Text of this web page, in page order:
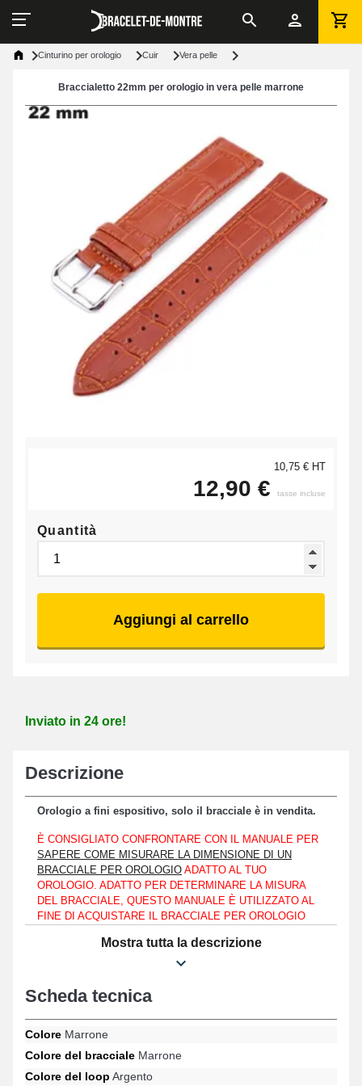
Cinturino per orologio Cuir Vera pelle
Braccialetto 22mm per orologio in vera pelle marrone
10,75 € HT
12,90 € tasse incluse
Quantità
Aggiungi al carrello
Inviato in 24 ore!
Descrizione
Orologio a fini espositivo, solo il bracciale è in vendita.
È CONSIGLIATO CONFRONTARE CON IL MANUALE PER
SAPERE COME MISURARE LA DIMENSIONE DI UN
BRACCIALE PER OROLOGIO ADATTO AL TUO
OROLOGIO. ADATTO PER DETERMINARE LA MISURA
DEL BRACCIALE, QUESTO MANUALE È UTILIZZATO AL
FINE DI ACQUISTARE IL BRACCIALE PER OROLOGIO
CORRISPONDA A UN SWAROVSKI, TW STEEL O ANCHE
Il bracciale deve essere abbinato a un cassa di orologio con un
passo di 22 mm.
Ideale per rinnovare un bracciale d'orologio obsoleto o rotto,
assicurare un fissaggio efficace e facile da usare, il fermaglio
ardillon di aspetto argentato è destinato a questo scopo. Per
Mostra tutta la descrizione
Scheda tecnica
Colore Marrone
Colore del bracciale Marrone
Colore del loop Argento